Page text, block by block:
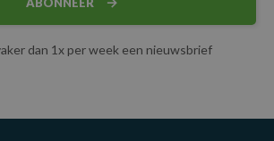
dan 1x per week een nieuwsbrief